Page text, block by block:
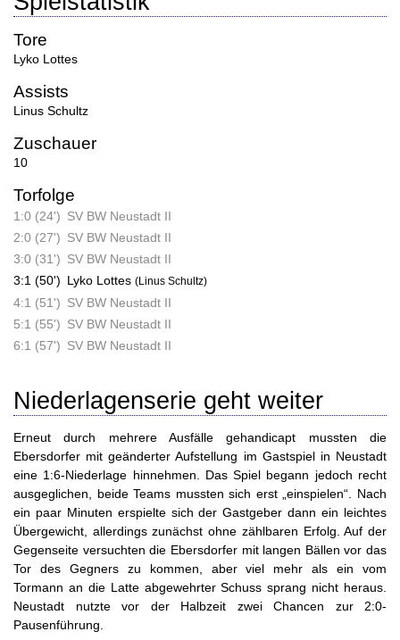
Tore
Lyko Lottes
Assists
Linus Schultz
Zuschauer
10
Torfolge
1:0 (24') SV BW Neustadt II
2:0 (27') SV BW Neustadt II
3:0 (31') SV BW Neustadt II
3:1 (50') Lyko Lottes (Linus Schultz)
4:1 (51') SV BW Neustadt II
5:1 (55') SV BW Neustadt II
6:1 (57') SV BW Neustadt II
Niederlagenserie geht weiter
Erneut durch mehrere Ausfälle gehandicapt mussten die
Ebersdorfer mit geänderter Aufstellung im Gastspiel in Neustadt
eine 1:6-Niederlage hinnehmen. Das Spiel begann jedoch recht
ausgeglichen, beide Teams mussten sich erst „einspielen“. Nach
ein paar Minuten erspielte sich der Gastgeber dann ein leichtes
Übergewicht, allerdings zunächst ohne zählbaren Erfolg. Auf der
Gegenseite versuchten die Ebersdorfer mit langen Bällen vor das
Tor des Gegners zu kommen, aber viel mehr als ein vom
Tormann an die Latte abgewehrter Schuss sprang nicht heraus.
Neustadt nutzte vor der Halbzeit zwei Chancen zur 2:0-
Pausenführung.